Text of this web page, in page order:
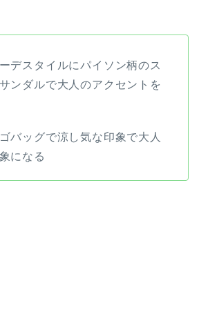
デスタイルにパイソン柄のス
ンダルで大人のアクセントを
バッグで涼し気な印象で大人
になる